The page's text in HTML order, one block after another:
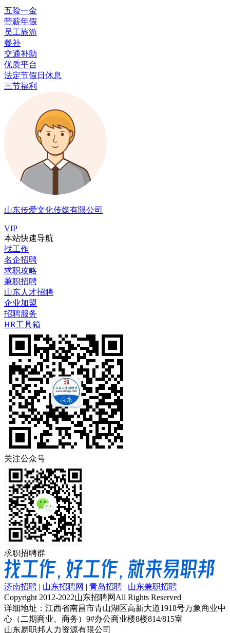
五险一金
带薪年假
员工旅游
餐补
交通补助
优质平台
法定节假日休息
三节福利
山东传爱文化传媒有限公司
VIP
本站快速导航
找工作
名企招聘
求职攻略
兼职招聘
山东人才招聘
企业加盟
招聘服务
HR工具箱
关注公众号
求职招聘群
济南招聘 | 山东招聘网 | 青岛招聘 | 山东兼职招聘
Copyright 2012-2022山东招聘网All Rights Reserved
详细地址：江西省南昌市青山湖区高新大道1918号万象商业中
心（二期商业、商务）9#办公商业楼8楼814/815室
山东易职邦人力资源有限公司